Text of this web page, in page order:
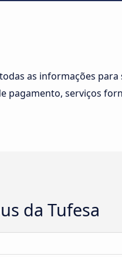
as informações
pagamento, serviços
da Tufesa